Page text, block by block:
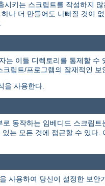
키는 스크립트를 작성하지
나 더 만들어도 나빠질 것이
는 이들 디렉토리를 통제할
립트/프로그램의 잠재적인 보
을 사용한다.
동작하는 임베디드 스크립트
는 모든 것에 접근할 수 있
사용하여 당신이 설정한 보안